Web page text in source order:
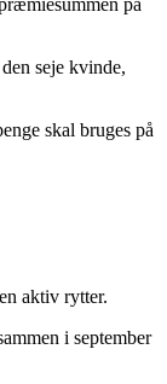
seje kvinde,
skal bruges på
aktiv rytter.
i september